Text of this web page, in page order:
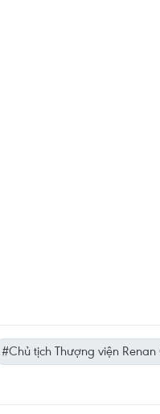
#Chủ tịch Thượng viện Renan